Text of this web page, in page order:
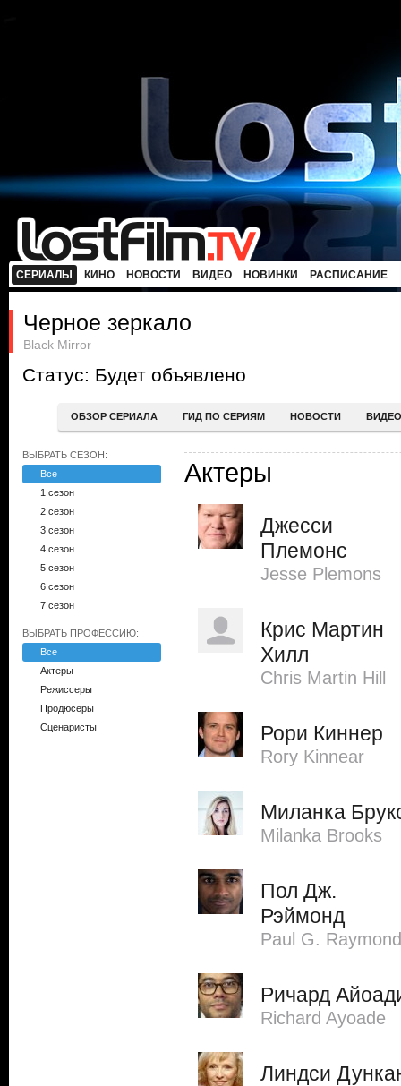
СЕРИАЛЫ КИНО НОВОСТИ ВИДЕО НОВИНКИ РАСПИСАНИЕ
Черное зеркало
Black Mirror
Статус: Будет объявлено
ОБЗОР СЕРИАЛА ГИД ПО СЕРИЯМ НОВОСТИ ВИДЕО
ВЫБРАТЬ СЕЗОН:
Все
1 сезон
2 сезон
3 сезон
4 сезон
5 сезон
6 сезон
7 сезон
ВЫБРАТЬ ПРОФЕССИЮ:
Все
Актеры
Режиссеры
Продюсеры
Сценаристы
Актеры
Джесси
Племонс
Jesse Plemons
Крис Мартин
Хилл
Chris Martin Hill
Рори Киннер
Rory Kinnear
Миланка
Milanka Brooks
Пол Дж.
Рэймонд
Paul G. Raymond
Ричард
Richard Ayoade
Линдси